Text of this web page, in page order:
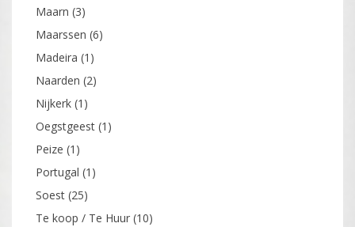
Maarn (3)
Maarssen (6)
Madeira (1)
Naarden (2)
Nijkerk (1)
Oegstgeest (1)
Peize (1)
Portugal (1)
Soest (25)
Te koop / Te Huur (10)